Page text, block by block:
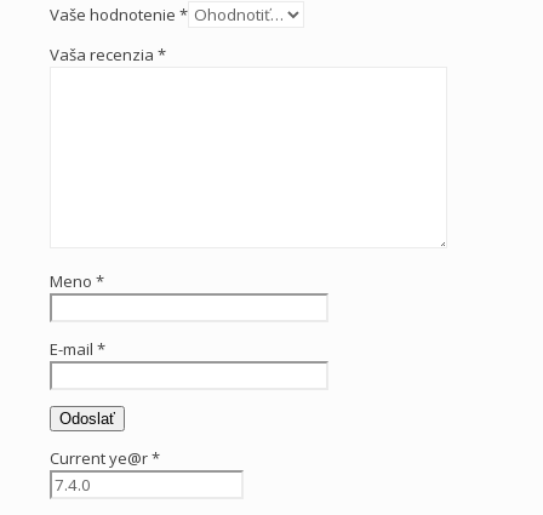
Vaše hodnotenie *
Vaša recenzia *
Meno *
E-mail *
Current ye@r*